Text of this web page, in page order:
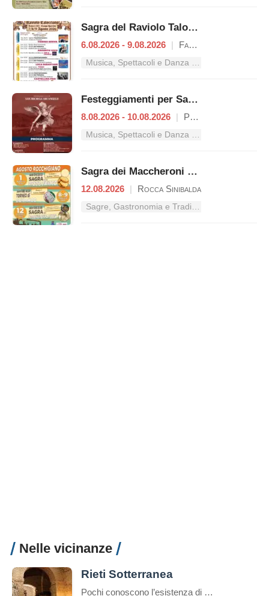
Sagra del Raviolo Talocciano
6.08.2026 - 9.08.2026 | Fara in Sabina
Musica, Spettacoli e Danza nel Lazio
Festeggiamenti per San Michele Arcangelo
8.08.2026 - 10.08.2026 | Petrella Salto
Musica, Spettacoli e Danza nel Lazio
Sagra dei Maccheroni a Fezze
12.08.2026 | Rocca Sinibalda
Sagre, Gastronomia e Tradizioni nel Lazio
Nelle vicinanze
Rieti Sotterranea
Pochi conoscono l’esistenza di ampi ambienti che inglobano vestigia romane sotto l’odierna via Roma a Rieti. E questo non sorprende se si considera che fino a pochi anni fa, i primi a non saperlo erano i reatini stessi. Le cose fortunatamente sono cambiate, ma ancor